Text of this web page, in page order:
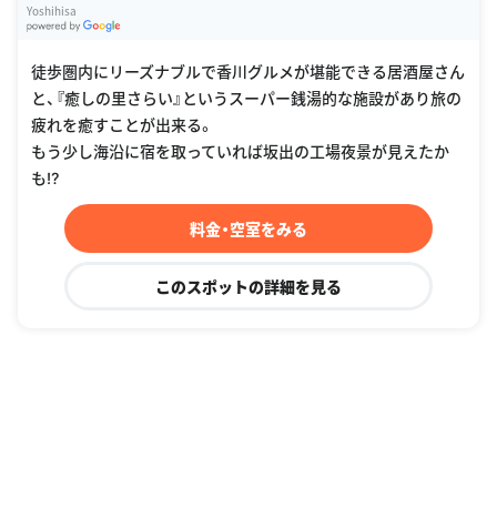
Yoshihisa
徒歩圏内にリーズナブルで香川グルメが堪能できる居酒屋さん
と、『癒しの里さらい』というスーパー銭湯的な施設があり旅の
疲れを癒すことが出来る。
もう少し海沿に宿を取っていれば坂出の工場夜景が見えたか
も⁉︎
料金・空室をみる
このスポットの詳細を見る